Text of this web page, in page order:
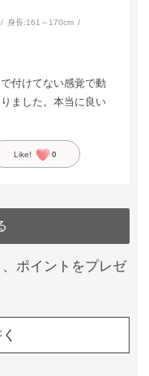
身長:161～170cm
付けてない感覚で動
ました。本当に良い
Like! 0
ポイントをプレゼ